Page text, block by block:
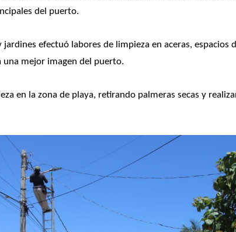
del puerto.
efectuó labores de limpieza en aceras, espacios
mejor imagen del puerto.
en la zona de playa, retirando palmeras secas y